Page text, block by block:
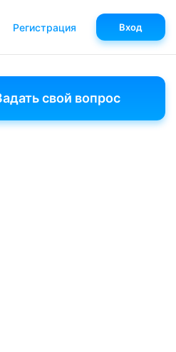
свой вопрос
Регистрация Вход